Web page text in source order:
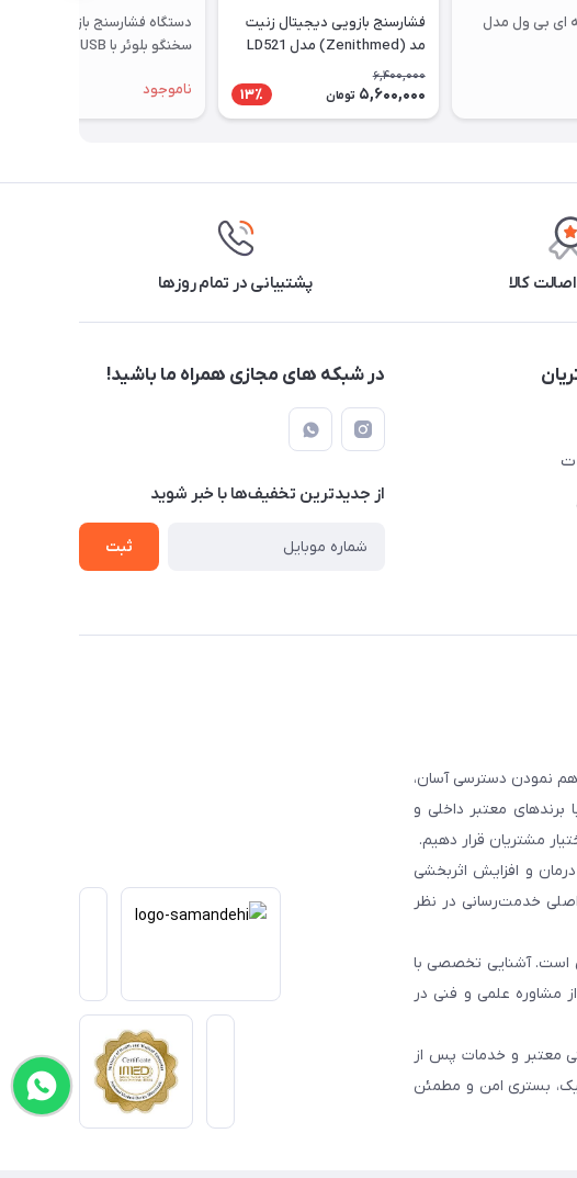
ای بی ول مدل
فشارسنج بازویی دیجیتال زنیت
مد (Zenithmed) مدل LD521
6,400,000
5,600,000 تومان 13٪
دستگاه فشارسنج بازویی
ناموجود
کالا پشتیبانی در تمام روزها
در شبکه های مجازی همراه ما باشید!
از جدید‌ترین تخفیف‌ها با‌ خبر شوید
ثبت
نمودن دسترسی آسان،
برندهای معتبر داخلی و
مشتریان قرار دهیم.
و افزایش اثربخشی
خدمت‌رسانی در نظر
است. آشنایی تخصصی با
مشاوره علمی و فنی در
معتبر و خدمات پس از
بستری امن و مطمئن